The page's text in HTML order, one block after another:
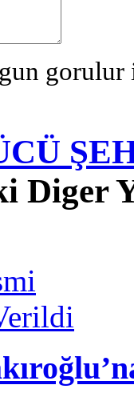
Diger